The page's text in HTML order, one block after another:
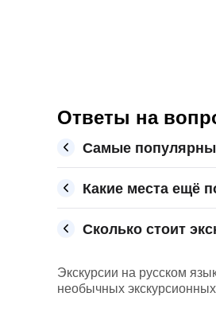
Ответы на
Самые
Какие места ещё
Сколько стоит
Экскурсии на русском
необычных